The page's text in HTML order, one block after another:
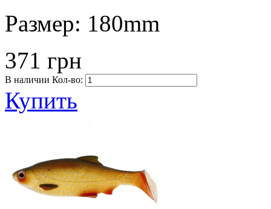
Размер: 180mm
371 грн
В наличии Кол-во:
Купить